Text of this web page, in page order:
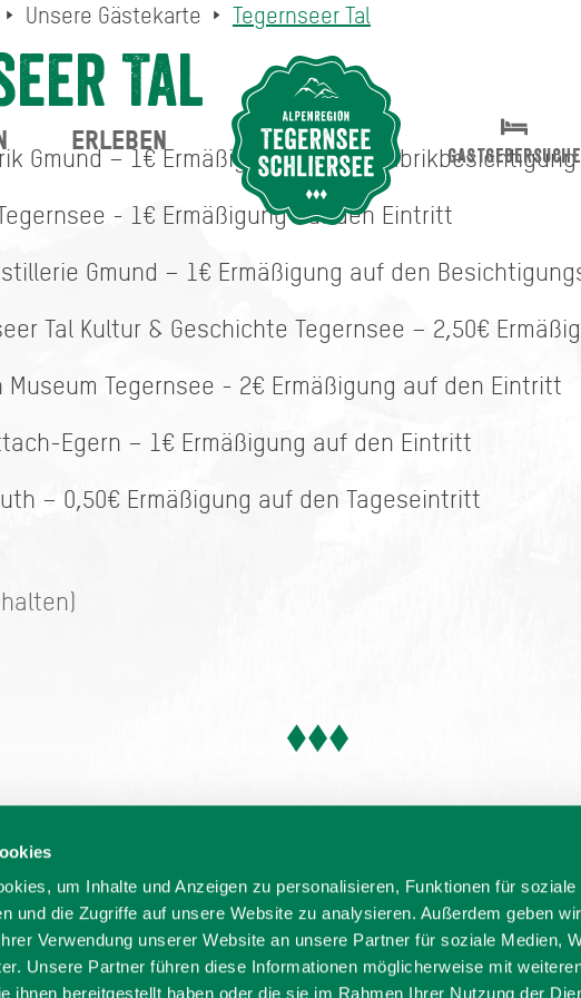
um Inhalte und Anzeigen zu personalisieren, Funktionen für soziale
und die Zugriffe auf unsere Website zu analysieren. Außerdem geben wir
Verwendung unserer Website an unsere Partner für soziale Medien,
Unsere Partner führen diese Informationen möglicherweise mit
ihnen bereitgestellt haben oder die sie im Rahmen Ihrer Nutzung der
Unsere Gästekarte Tegernseer Tal
Tal
Gmund – 1€ Ermäßigung auf die Fabrikbesichtigung
- 1€ Ermäßigung auf den Eintritt
Gmund – 1€ Ermäßigung auf den
Tal Kultur & Geschichte Tegernsee – 2,50€
Museum Tegernsee - 2€ Ermäßigung auf den Eintritt
Egern – 1€ Ermäßigung auf den Eintritt
– 0,50€ Ermäßigung auf den Tageseintritt
ERLEBEN
GASTGEBERSUCHE
Suche abschicken